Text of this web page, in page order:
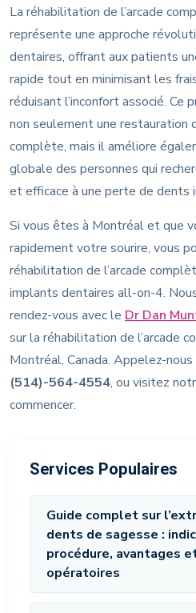
Services Populaires
Guide complet sur
dents de sagesse :
procédure, avantages
opératoires
La réhabilitation de l’arcade
représente une approche
dentaires, offrant aux patients
rapide tout en minimisant les
réduisant l’inconfort associé. Ce
non seulement une restauration
complète, mais il améliore
globale des personnes qui
et efficace à une perte de dents
Si vous êtes à Montréal et que
rapidement votre sourire, vous
réhabilitation de l’arcade
implants dentaires all-on-4.
rendez-vous avec le Dr Dan
sur la réhabilitation de l’arcade
Montréal, Canada. Appelez-nous
(514)-564-4554, ou visitez
commencer.